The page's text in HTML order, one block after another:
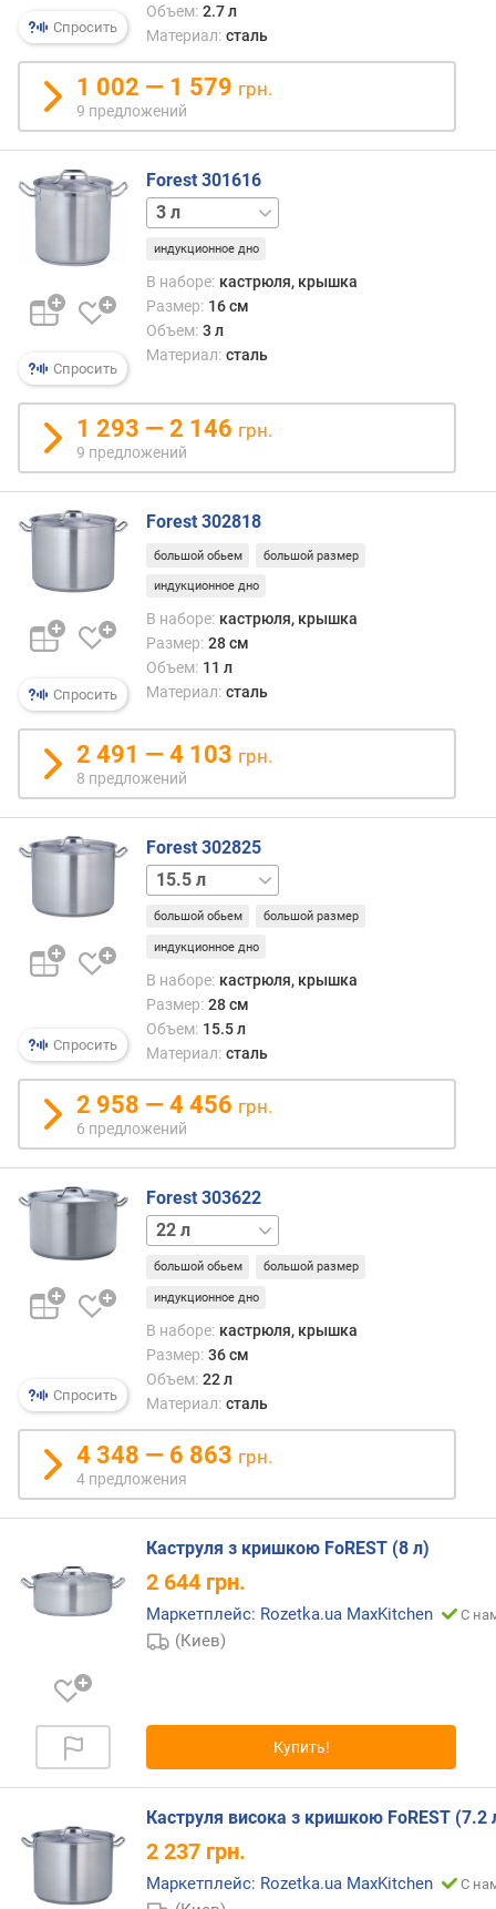
т
д
р
х
е
е
в
м
о
т
з
ы
п
д
е
о
б
а
н
и
п
о
о
ч
е
т
у
п
д
л
ж
о
ы
х
р
Спросить
Объем: 2.7 л
Материал: сталь
1 002 — 1 579 грн.
9 предложений
Спросить
Forest 301616
6.2 л 24 л
индукционное дно
В наборе: кастрюля, крышка
Размер: 16 см
Объем: 3 л
Материал: сталь
1 293 — 2 146 грн.
9 предложений
Спросить
Forest 302818
большой обьем большой размер
индукционное дно
В наборе: кастрюля, крышка
Размер: 28 см
Объем: 11 л
Материал: сталь
2 491 — 4 103 грн.
8 предложений
Спросить
Forest 302825
7.2 л 9 л30 л
большой обьем большой размер
индукционное дно
В наборе: кастрюля, крышка
Размер: 28 см
Объем: 15.5 л
Материал: сталь
2 958 — 4 456 грн.
6 предложений
Спросить
Forest 303622
4.3 л 16 л
большой обьем большой размер
индукционное дно
В наборе: кастрюля, крышка
Размер: 36 см
Объем: 22 л
Материал: сталь
4 348 — 6 863 грн.
4 предложения
Каструля з кришкою FoREST (8 л)
2 644 грн.
Маркетплейс: Rozetka.ua MaxKitchen С
(Киев)
Купить!
Каструля висока з кришкою FoREST (7.2
2 237 грн.
Маркетплейс: Rozetka.ua MaxKitchen С